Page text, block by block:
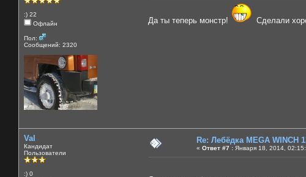
:) 22
Офлайн
Пол:
Сообщений: 2320
Да ты теперь монстр! Сделали
Val
Кандидат
Пользователи
:) 0
Re: Лебёдка MEGA WINCH
« Ответ #7 : Января 18, 2014,